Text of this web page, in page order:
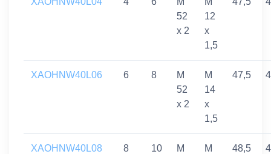
52
x 2
12
x
1,5
XAOHNW40L06 6 8
M
52
x 2
M
14
x
1,5
47,5
XAOHNW40L08 8 10
M
M
48,5